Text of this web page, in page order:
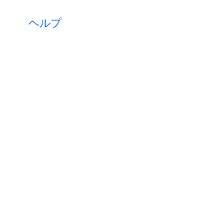
ヘルプ